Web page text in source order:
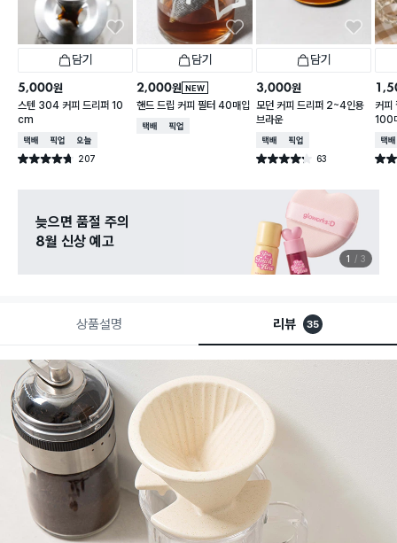
담기
5,000원
스텐 304 커피 드리퍼 10
cm
택배배송매장픽업오늘배송
별점 4.7점 207
건 작성
담기
NEW
2,000원
핸드 드립 커피 필터 40매입
택배배송매장픽업
담기
3,000원
모던 커피 드리퍼 2~4인용
브라운
택배배송매장픽업
별점 4.2점 63
건 작성
커피
100
택배
별점
늦으면 품절 주의
8월 신상 예고
1 3
상품설명 리뷰 35